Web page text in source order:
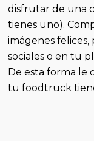
disfrutar de una
tienes uno).
imágenes felices,
sociales o en tu
De esta forma le
tu foodtruck